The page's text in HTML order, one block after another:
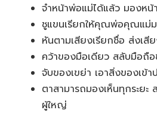
จำหน้าพ่อแม่ได้แล้ว มองหน้
ชูแขนเรียกให้คุณพ่อคุณแม่
หันตามเสียงเรียกชื่อ ส่งเสี
คว้าของมือเดียว สลับมือถื
จับของเขย่า เอาสิ่งของเข้า
ตาสามารถมองเห็นทุกระยะ
ผู้ใหญ่